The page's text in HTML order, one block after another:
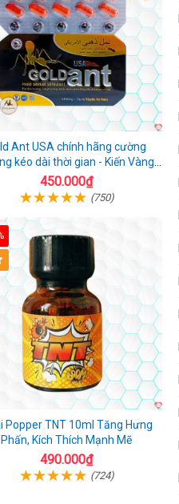
Ant USA chính hãng cường
kéo dài thời gian - Kiến Vàng
Đen Tây Tạng
450.000₫
(750)
Popper TNT 10ml Tăng Hưng
Phấn, Kích Thích Mạnh Mẽ
490.000₫
(724)